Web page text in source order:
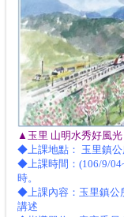
▲玉里 山明水秀好風光
◆上課地點： 玉里鎮公
◆上課時間：(106/9/
時。
◆上課內容：玉里鎮公
講述